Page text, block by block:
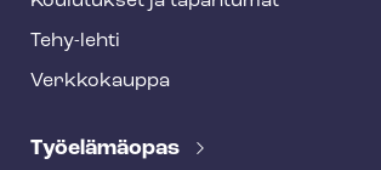
Tehy-lehti
Verkkokauppa
Työelämäopas